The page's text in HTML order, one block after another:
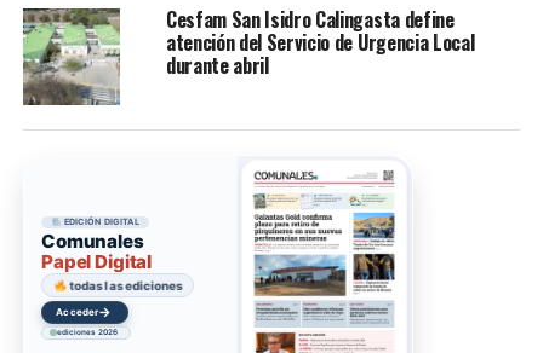
Cesfam San Isidro Calingasta define
atención del Servicio de Urgencia Local
durante abril
EDICIÓN DIGITAL
Comunales
Papel Digital
todas las ediciones
Acceder→
ediciones 2026